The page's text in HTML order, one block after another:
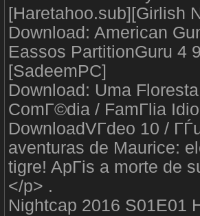
[Haretahoo.sub][Girlish
Download: American
Eassos PartitionGuru 4
[SadeemPC]
Download: Uma
ComГ©dia / FamГ­lia
DownloadVГ­deo 10 /
aventuras de Maurice:
tigre! ApГіs a morte de
</p> .
Nightcap 2016 S01E01